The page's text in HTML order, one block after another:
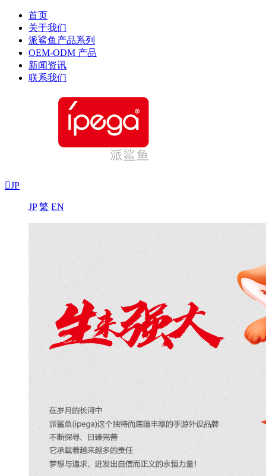
首页
关于我们
派鲨鱼产品系列
OEM-ODM 产品
新闻资讯
联系我们
JP
JP 繁 EN